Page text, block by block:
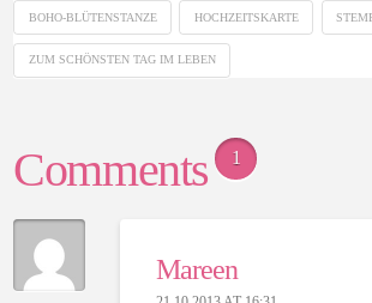
BOHO-BLÜTENSTANZE HOCHZEITSKARTE
ZUM SCHÖNSTEN TAG IM LEBEN
Comments 1
Mareen